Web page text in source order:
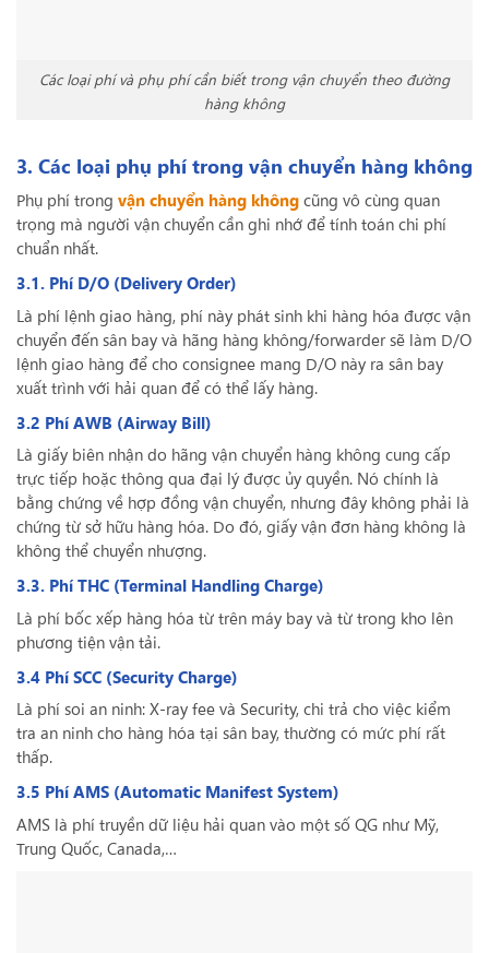
Các loại phí và phụ phí cần biết trong vận chuyển theo đường
hàng không
3. Các loại phụ phí trong vận chuyển hàng không
Phụ phí trong vận chuyển hàng khôngcũng vô cùng quan
trọng mà người vận chuyển cần ghi nhớ để tính toán chi phí
chuẩn nhất.
3.1. Phí D/O (Delivery Order)
Là phí lệnh giao hàng, phí này phát sinh khi hàng hóa được vận
chuyển đến sân bay và hãng hàng không/forwarder sẽ làm D/O
lệnh giao hàng để cho consignee mang D/O này ra sân bay
xuất trình với hải quan để có thể lấy hàng.
3.2 Phí AWB (Airway Bill)
Là giấy biên nhận do hãng vận chuyển hàng không cung cấp
trực tiếp hoặc thông qua đại lý được ủy quyền. Nó chính là
bằng chứng về hợp đồng vận chuyển, nhưng đây không phải là
chứng từ sở hữu hàng hóa. Do đó, giấy vận đơn hàng không là
không thể chuyển nhượng.
3.3. Phí THC (Terminal Handling Charge)
Là phí bốc xếp hàng hóa từ trên máy bay và từ trong kho lên
phương tiện vận tải.
3.4 Phí SCC (Security Charge)
Là phí soi an ninh: X-ray fee và Security, chi trả cho việc kiểm
tra an ninh cho hàng hóa tại sân bay, thường có mức phí rất
thấp.
3.5 Phí AMS (Automatic Manifest System)
AMS là phí truyền dữ liệu hải quan vào một số QG như Mỹ,
Trung Quốc, Canada,…